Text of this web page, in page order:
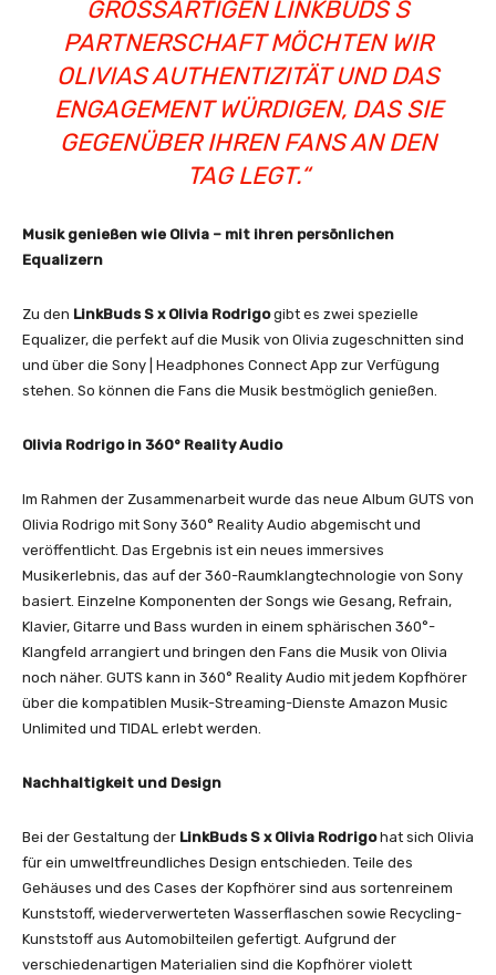
GROSSARTIGEN LINKBUDS S P
ARTNERSCHAFT MÖCHTEN WIR O
LIVIAS AUTHENTIZITÄT UND DAS E
NGAGEMENT WÜRDIGEN, DAS SIE G
EGENÜBER IHREN FANS AN DEN T
AG LEGT.“
Musik genießen wie Olivia – mit ihren persönlichen
Equalizern
Zu den LinkBuds S x Olivia Rodrigogibt es zwei spezielle
Equalizer, die perfekt auf die Musik von Olivia zugeschnitten sind
und über die Sony | Headphones Connect App zur Verfügung
stehen. So können die Fans die Musik bestmöglich genießen.
Olivia Rodrigo in 360° Reality Audio
Im Rahmen der Zusammenarbeit wurde das neue Album GUTS von
Olivia Rodrigo mit Sony 360° Reality Audio abgemischt und
veröffentlicht. Das Ergebnis ist ein neues immersives
Musikerlebnis, das auf der 360-Raumklangtechnologie von Sony
basiert. Einzelne Komponenten der Songs wie Gesang, Refrain,
Klavier, Gitarre und Bass wurden in einem sphärischen 360°-
Klangfeld arrangiert und bringen den Fans die Musik von Olivia
noch näher. GUTS kann in 360° Reality Audio mit jedem Kopfhörer
über die kompatiblen Musik-Streaming-Dienste Amazon Music
Unlimited und TIDAL erlebt werden.
Nachhaltigkeit und Design
Bei der Gestaltung der LinkBuds S x Olivia Rodrigohat sich Olivia
für ein umweltfreundliches Design entschieden. Teile des
Gehäuses und des Cases der Kopfhörer sind aus sortenreinem
Kunststoff, wiederverwerteten Wasserflaschen sowie Recycling-
Kunststoff aus Automobilteilen gefertigt. Aufgrund der
verschiedenartigen Materialien sind die Kopfhörer violett